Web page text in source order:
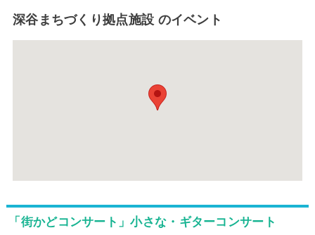
深谷まちづくり拠点施設 のイベント
「街かどコンサート」小さな・ギターコンサート